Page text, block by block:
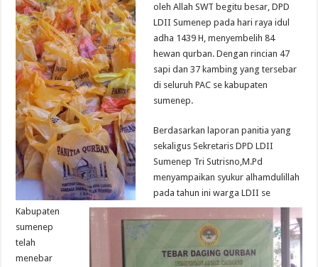
oleh Allah SWT begitu besar, DPD
LDII Sumenep pada hari raya idul
adha 1439 H, menyembelih 84
hewan qurban. Dengan rincian 47
sapi dan 37 kambing yang tersebar
di seluruh PAC se kabupaten
sumenep.
Berdasarkan laporan panitia yang
sekaligus Sekretaris DPD LDII
Sumenep Tri Sutrisno,M.Pd
menyampaikan syukur alhamdulillah
pada tahun ini warga LDII se
Kabupaten
sumenep
telah
menebar